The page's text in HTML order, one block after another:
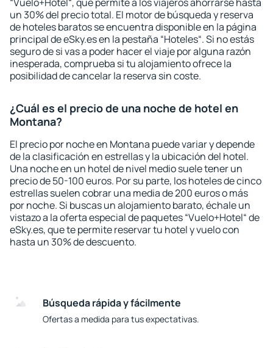
un 30% del precio total. El motor de búsqueda y reserva
de hoteles baratos se encuentra disponible en la página
principal de eSky.es en la pestaña “Hoteles“. Si no estás
seguro de si vas a poder hacer el viaje por alguna razón
inesperada, comprueba si tu alojamiento ofrece la
posibilidad de cancelar la reserva sin coste.
¿Cuál es el precio de una noche de hotel en
Montana?
El precio por noche en Montana puede variar y depende
de la clasificación en estrellas y la ubicación del hotel.
Una noche en un hotel de nivel medio suele tener un
precio de 50-100 euros. Por su parte, los hoteles de cinco
estrellas suelen cobrar una media de 200 euros o más
por noche. Si buscas un alojamiento barato, échale un
vistazo a la oferta especial de paquetes “Vuelo+Hotel“ de
eSky.es, que te permite reservar tu hotel y vuelo con
hasta un 30% de descuento.
Búsqueda rápida y fácilmente
Ofertas a medida para tus expectativas.